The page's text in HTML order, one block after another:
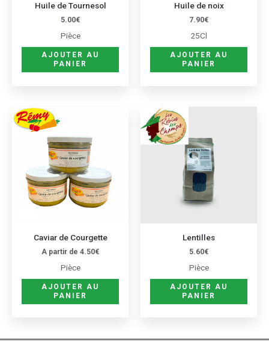
Huile de Tournesol
5.00€
Pièce
AJOUTER AU
PANIER
Huile de noix
7.90€
25Cl
AJOUTER AU
PANIER
Caviar de Courgette
A partir de 4.50€
Pièce
AJOUTER AU
PANIER
produit
la
Lentilles
5.60€
Pièce
AJOUTER AU
PANIER